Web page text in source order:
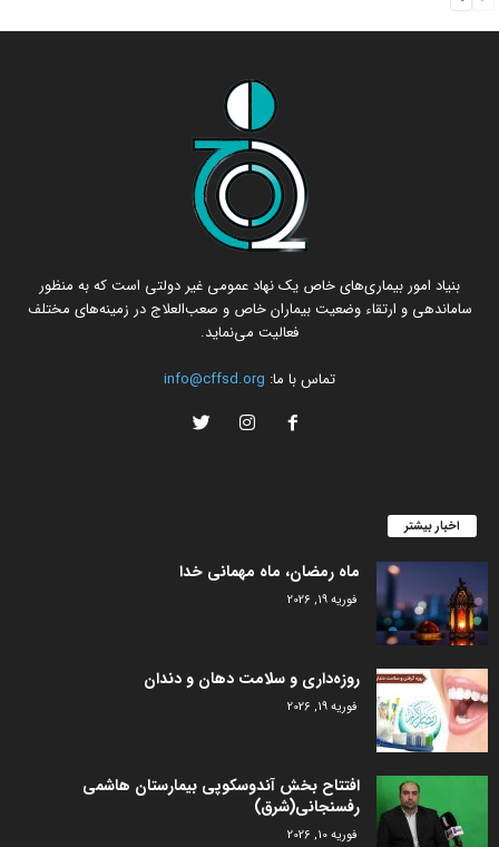
بنیاد امور بیماری‌های خاص یک نهاد عمومی غیر دولتی است که به منظور
ساماندهی و ارتقاء وضعیت بیماران خاص و صعب‌العلاج در زمینه‌های مختلف
فعالیت می‌نماید.
تماس با ما: info@cffsd.org
اخبار بیشتر
ماه رمضان، ماه مهمانی خدا
فوریه 19, 2026
روزه‌داری و سلامت دهان و دندان
فوریه 19, 2026
افتتاح بخش آندوسکوپی بیمارستان هاشمی
رفسنجانی(شرق)
فوریه 10, 2026